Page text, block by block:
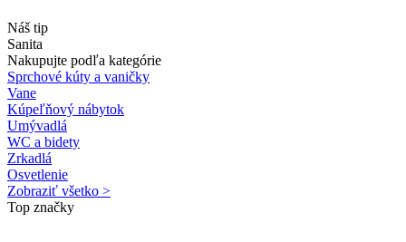
Náš tip
Sanita
Nakupujte podľa kategórie
Sprchové kúty a vaničky
Vane
Kúpeľňový nábytok
Umývadlá
WC a bidety
Zrkadlá
Osvetlenie
Zobraziť všetko >
Top značky